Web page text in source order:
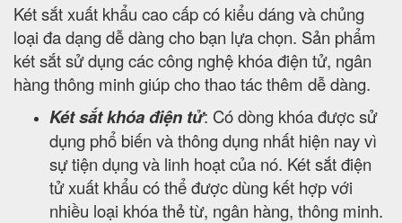
Két sắt xuất khẩu cao cấp có kiểu dáng và chủng
loại đa dạng dễ dàng cho bạn lựa chọn. Sản phẩm
két sắt sử dụng các công nghệ khóa điện tử, ngân
hàng thông minh giúp cho thao tác thêm dễ dàng.
Két sắt khóa điện tử: Có dòng khóa được sử
dụng phổ biến và thông dụng nhất hiện nay vì
sự tiện dụng và linh hoạt của nó. Két sắt điện
tử xuất khẩu có thể được dùng kết hợp với
nhiều loại khóa thẻ từ, ngân hàng, thông minh.